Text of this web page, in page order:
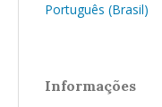
Português (Brasil)
Informações